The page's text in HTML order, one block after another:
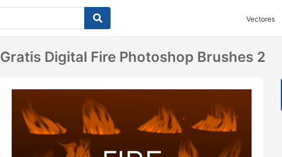
Vectores
Gratis Digital Fire Photoshop Brushes 2